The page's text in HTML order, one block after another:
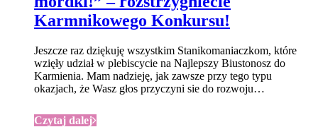
Karmnikowego Konkursu!
Jeszcze raz dziękuję wszystkim Stanikomaniaczkom, które
wzięły udział w plebiscycie na Najlepszy Biustonosz do
Karmienia. Mam nadzieję, jak zawsze przy tego typu
okazjach, że Wasz głos przyczyni sie do rozwoju…
Czytaj dalej